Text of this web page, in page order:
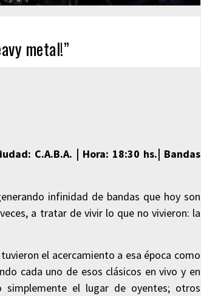
metal!”
C.A.B.A. Hora: 18:30 hs. Bandas
infinidad de bandas que hoy son
a tratar de vivir lo que no vivieron: la
el acercamiento a esa época como
cada uno de esos clásicos en vivo y en
el lugar de oyentes; otros